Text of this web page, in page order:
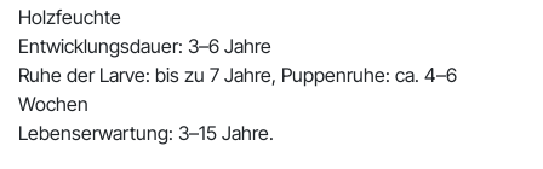
Holzfeuchte
Entwicklungsdauer: 3–6 Jahre
Ruhe der Larve: bis zu 7 Jahre, Puppenruhe: ca. 4–6
Wochen
Lebenserwartung: 3–15 Jahre.